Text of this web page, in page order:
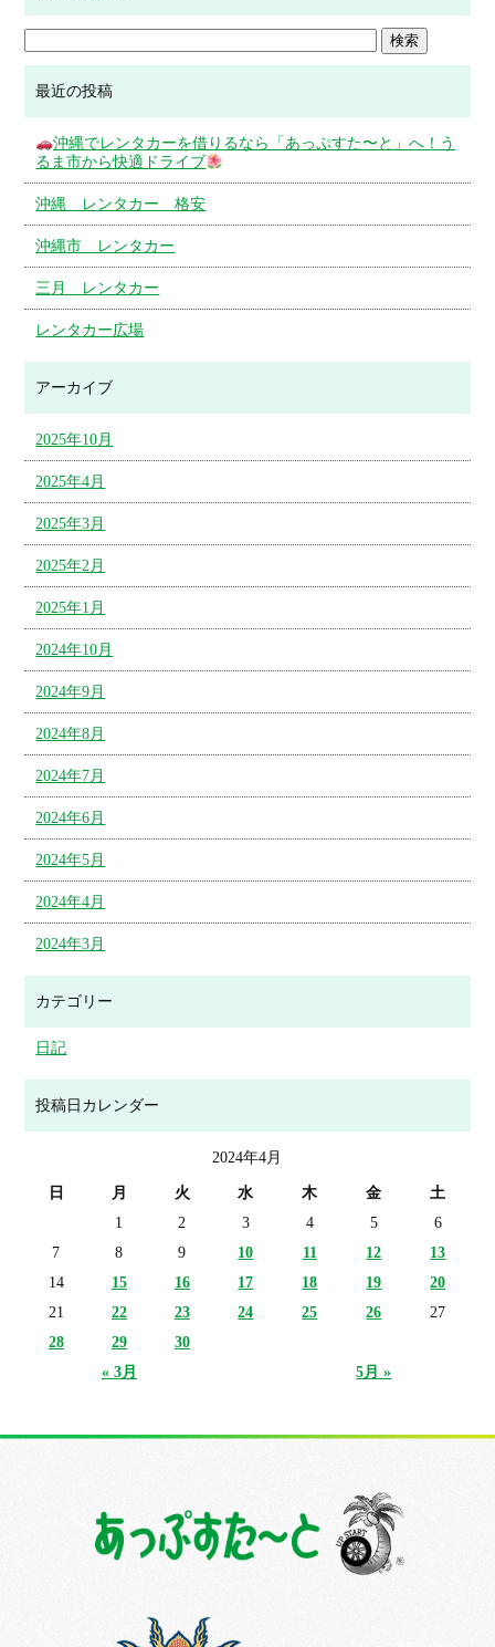
最近の投稿
沖縄でレンタカーを借りるなら「あっぷすた〜と」へ！う
るま市から快適ドライブ
沖縄 レンタカー 格安
沖縄市 レンタカー
三月 レンタカー
レンタカー広場
アーカイブ
2025年10月
2025年4月
2025年3月
2025年2月
2025年1月
2024年10月
2024年9月
2024年8月
2024年7月
2024年6月
2024年5月
2024年4月
2024年3月
カテゴリー
日記
投稿日カレンダー
2024年4月
日 月 火 水 木 金 土
« 3月 5月 »
1 2 3 4 5
6
7
8 9 10 11 12
13
14
15 16 17 18 19
20
21
22 23 24 25 26
27
28
29 30